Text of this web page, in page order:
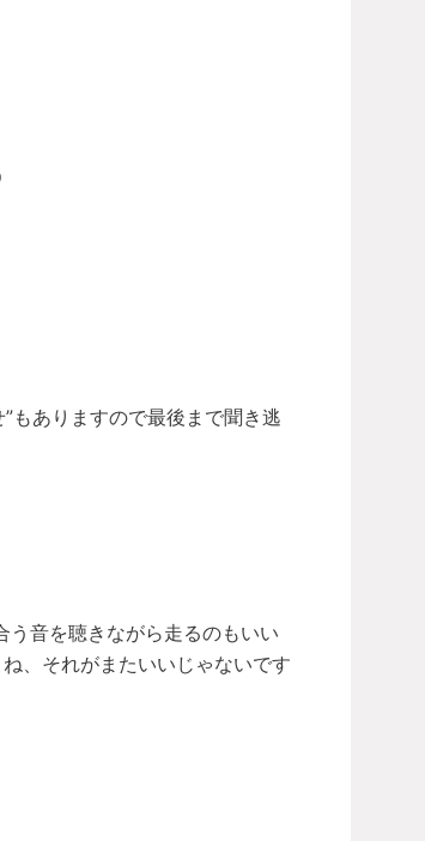
もありますので最後まで聞き逃
う音を聴きながら走るのもいい
、それがまたいいじゃないです